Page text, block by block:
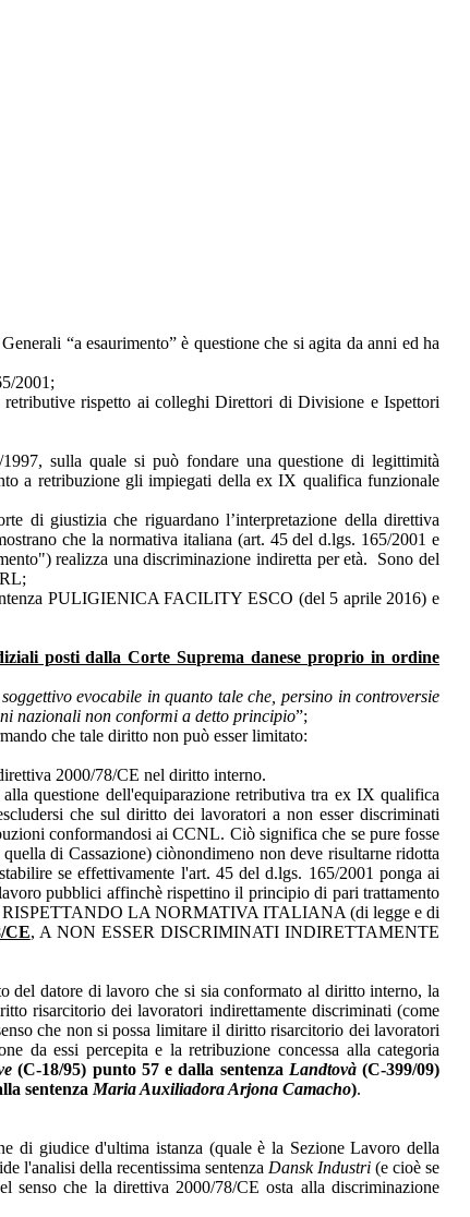
“a esaurimento” è questione che si agita da anni ed ha
2001;
rispetto ai colleghi Direttori di Divisione e Ispettori
sulla quale si può fondare una questione di legittimità
a retribuzione gli impiegati della ex IX qualifica funzionale
di giustizia che riguardano l’interpretazione della direttiva
che la normativa italiana (art. 45 del d.lgs. 165/2001 e
realizza una discriminazione indiretta per età. Sono del
PULIGIENICA FACILITY ESCO (del 5 aprile 2016) e
posti dalla Corte Suprema danese proprio in ordine
evocabile in quanto tale che, persino in controversie
nazionali non conformi a detto principio”;
che tale diritto non può esser limitato:
2000/78/CE nel diritto interno.
questione dell'equiparazione retributiva tra ex IX qualifica
che sul diritto dei lavoratori a non esser discriminati
conformandosi ai CCNL. Ciò significa che se pure fosse
di Cassazione) ciònondimeno non deve risultarne ridotta
se effettivamente l'art. 45 del d.lgs. 165/2001 ponga ai
pubblici affinchè rispettino il principio di pari trattamento
RISPETTANDO LA NORMATIVA ITALIANA (di legge e di
CE, A NON ESSER DISCRIMINATI INDIRETTAMENTE
del datore di lavoro che si sia conformato al diritto interno, la
risarcitorio dei lavoratori indirettamente discriminati (come
che non si possa limitare il diritto risarcitorio dei lavoratori
da essi percepita e la retribuzione concessa alla categoria
(C-18/95) punto 57 e dalla sentenza Landtovà(C-399/09)
sentenza Maria Auxiliadora Arjona Camacho).
di giudice d'ultima istanza (quale è la Sezione Lavoro della
l'analisi della recentissima sentenza Dansk Industri(e cioè se
senso che la direttiva 2000/78/CE osta alla discriminazione